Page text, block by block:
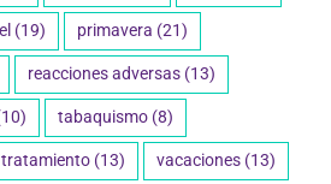
(19) primavera (21)
reacciones adversas (13)
tabaquismo (8)
tratamiento (13) vacaciones (13)